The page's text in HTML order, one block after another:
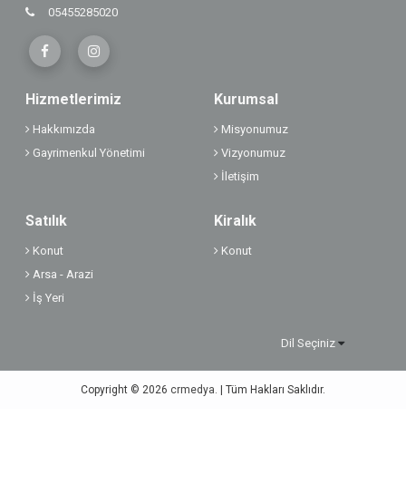
05455285020
Hizmetlerimiz
Hakkımızda
Gayrimenkul Yönetimi
Kurumsal
Misyonumuz
Vizyonumuz
İletişim
Satılık
Konut
Arsa - Arazi
İş Yeri
Kiralık
Konut
Dil Seçiniz
Copyright © 2026 crmedya. | Tüm Hakları Saklıdır.